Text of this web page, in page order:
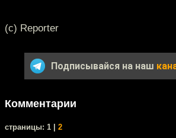
(c) Reporter
Подписывайся на наш
Комментарии
cтраницы: 1 | 2